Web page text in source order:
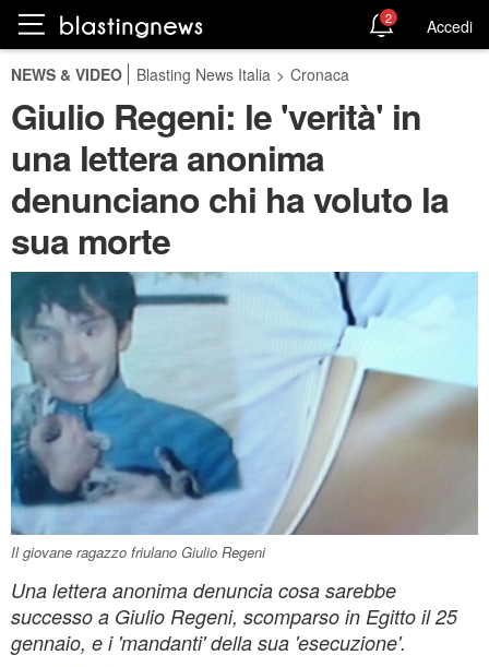
2 Accedi
NEWS & VIDEO Blasting News Italia > Cronaca
Giulio Regeni: le 'verità' in
una lettera anonima
denunciano chi ha voluto la
sua morte
Il giovane ragazzo friulano Giulio Regeni
Una lettera anonima denuncia cosa sarebbe
successo a Giulio Regeni, scomparso in Egitto il 25
gennaio, e i 'mandanti' della sua 'esecuzione'.